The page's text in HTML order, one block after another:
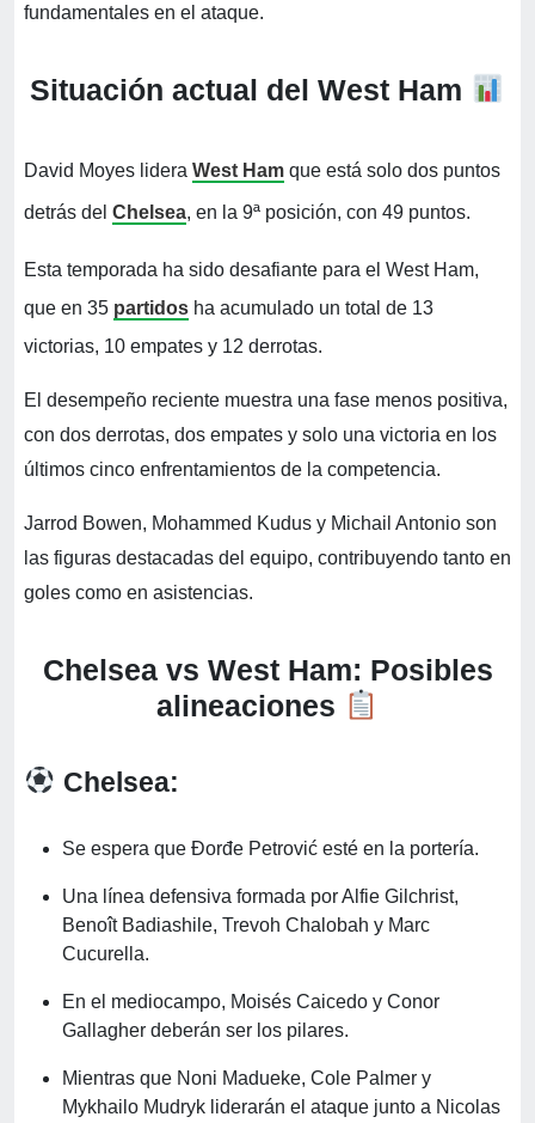
fundamentales en el ataque.
Situación actual del West Ham
David Moyes lidera West Ham que está solo dos puntos
detrás del Chelsea, en la 9ª posición, con 49 puntos.
Esta temporada ha sido desafiante para el West Ham,
que en 35 partidos ha acumulado un total de 13
victorias, 10 empates y 12 derrotas.
El desempeño reciente muestra una fase menos positiva,
con dos derrotas, dos empates y solo una victoria en los
últimos cinco enfrentamientos de la competencia.
Jarrod Bowen, Mohammed Kudus y Michail Antonio son
las figuras destacadas del equipo, contribuyendo tanto en
goles como en asistencias.
Chelsea vs West Ham: Posibles
alineaciones
Chelsea:
Se espera que Đorđe Petrović esté en la portería.
Una línea defensiva formada por Alfie Gilchrist,
Benoît Badiashile, Trevoh Chalobah y Marc
Cucurella.
En el mediocampo, Moisés Caicedo y Conor
Gallagher deberán ser los pilares.
Mientras que Noni Madueke, Cole Palmer y
Mykhailo Mudryk liderarán el ataque junto a Nicolas